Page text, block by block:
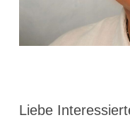
Liebe